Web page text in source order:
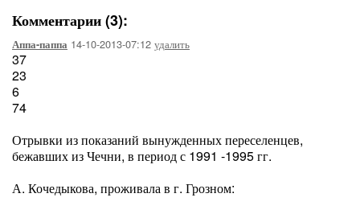
Комментарии (3):
Аппа-паппа 14-10-2013-07:12 удалить
37
23
6
74
Отрывки из показаний вынужденных переселенцев,
бежавших из Чечни, в период с 1991 -1995 гг.
А. Кочедыкова, проживала в г. Грозном: